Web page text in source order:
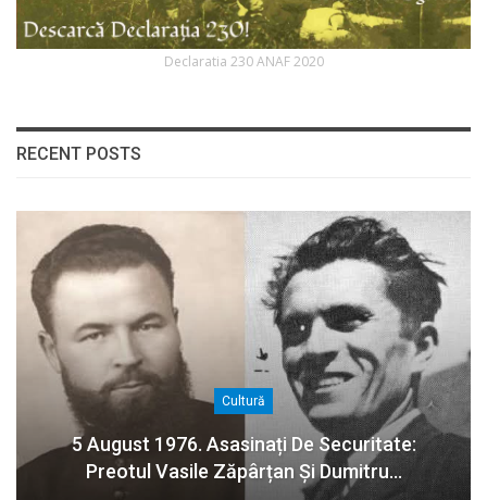
Declaratia 230 ANAF 2020
RECENT POSTS
Cultură
5 August 1976. Asasinați De Securitate:
Preotul Vasile Zăpârțan Și Dumitru…